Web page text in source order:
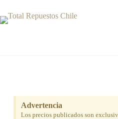
Advertencia
Los precios publicados son